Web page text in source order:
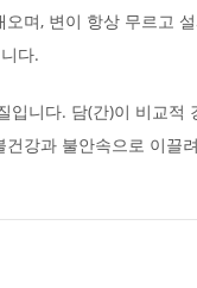
며, 변이 항상 무르고
다.
입니다. 담(간)이 비교
강과 불안속으로 이끌